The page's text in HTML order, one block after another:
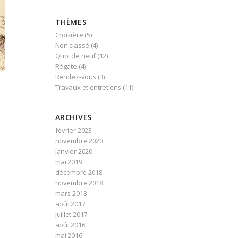
THÈMES
Croisière (5)
Non classé (4)
Quoi de neuf(12)
Régate (4)
Rendez-vous (3)
Travaux et entretiens (11)
ARCHIVES
février 2023
novembre 2020
janvier 2020
mai 2019
décembre 2018
novembre 2018
mars 2018
août 2017
juillet 2017
août 2016
mai 2016